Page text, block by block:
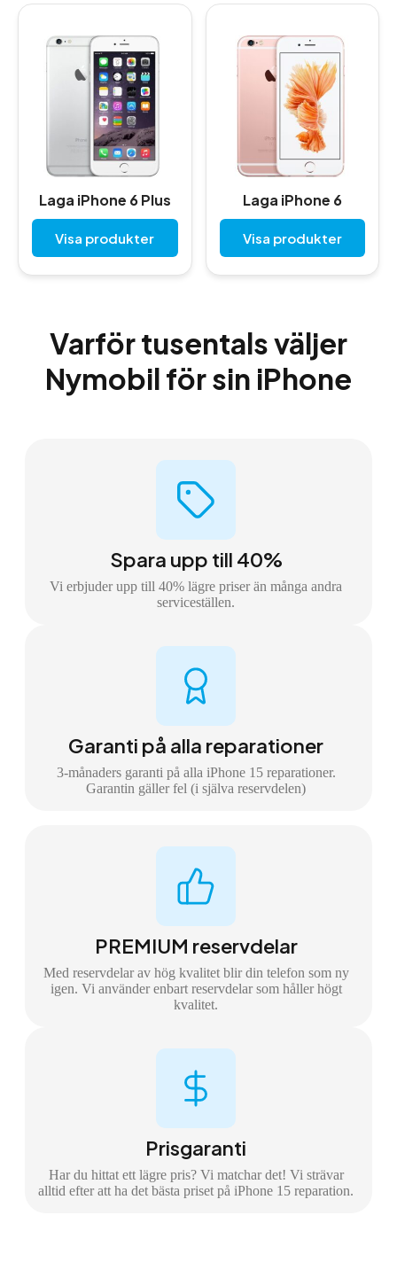
Laga iPhone 6 Plus
Visa produkter
Laga iPhone 6
Visa produkter
Varför tusentals väljer
Nymobil för sin iPhone
Spara upp till 40%
Vi erbjuder upp till 40% lägre priser än många andra
serviceställen.
Garanti på alla reparationer
3-månaders garanti på alla iPhone 15 reparationer.
Garantin gäller fel (i själva reservdelen)
PREMIUM reservdelar
Med reservdelar av hög kvalitet blir din telefon som ny
igen. Vi använder enbart reservdelar som håller högt
kvalitet.
Prisgaranti
Har du hittat ett lägre pris? Vi matchar det! Vi strävar
alltid efter att ha det bästa priset på iPhone 15 reparation.